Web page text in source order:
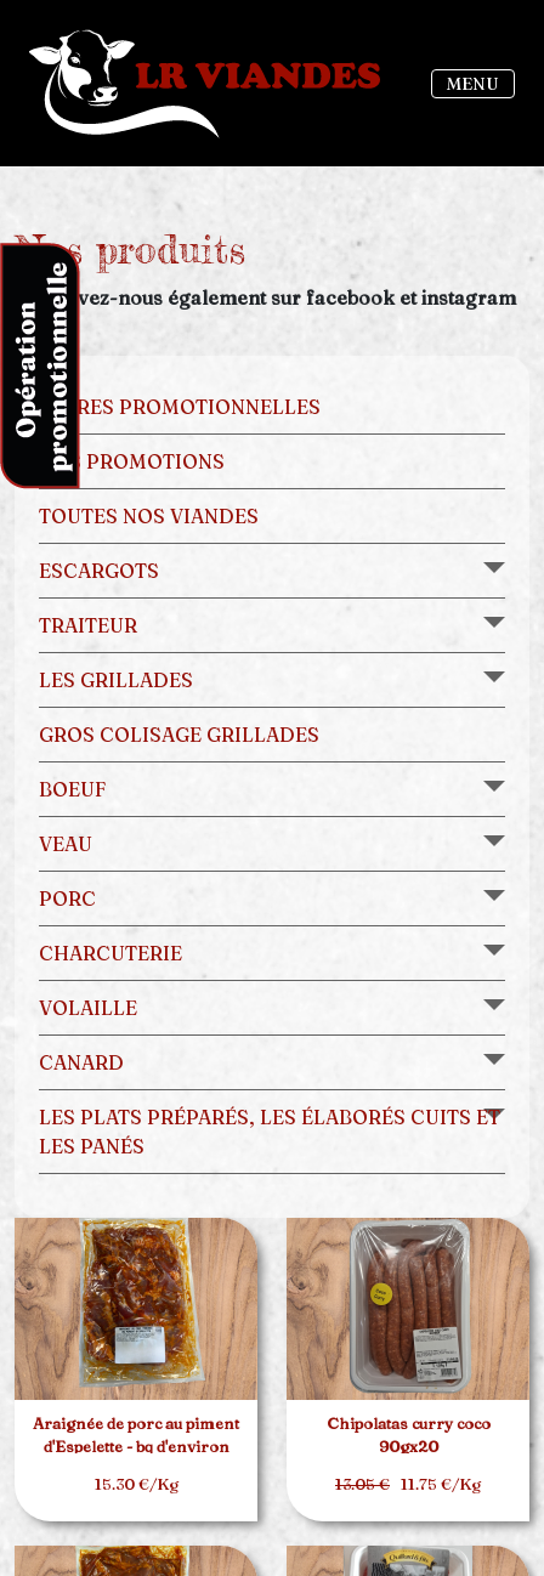
MENU
Nos produits
Retrouvez-nous également sur facebook et instagram
OFFRES PROMOTIONNELLES
NOS PROMOTIONS
TOUTES NOS VIANDES
ESCARGOTS
TRAITEUR
LES GRILLADES
GROS COLISAGE GRILLADES
BOEUF
VEAU
PORC
CHARCUTERIE
VOLAILLE
CANARD
LES PLATS PRÉPARÉS, LES ÉLABORÉS CUITS ET
LES PANÉS
Araignée de porc au piment
d'Espelette - bq d'environ
15.30 €/Kg
Chipolatas curry coco
90gx20
13.05 € 11.75 €/Kg